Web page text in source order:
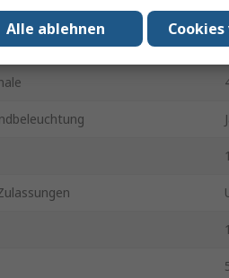
min.
Betriebstemperatur
Alle ablehnen